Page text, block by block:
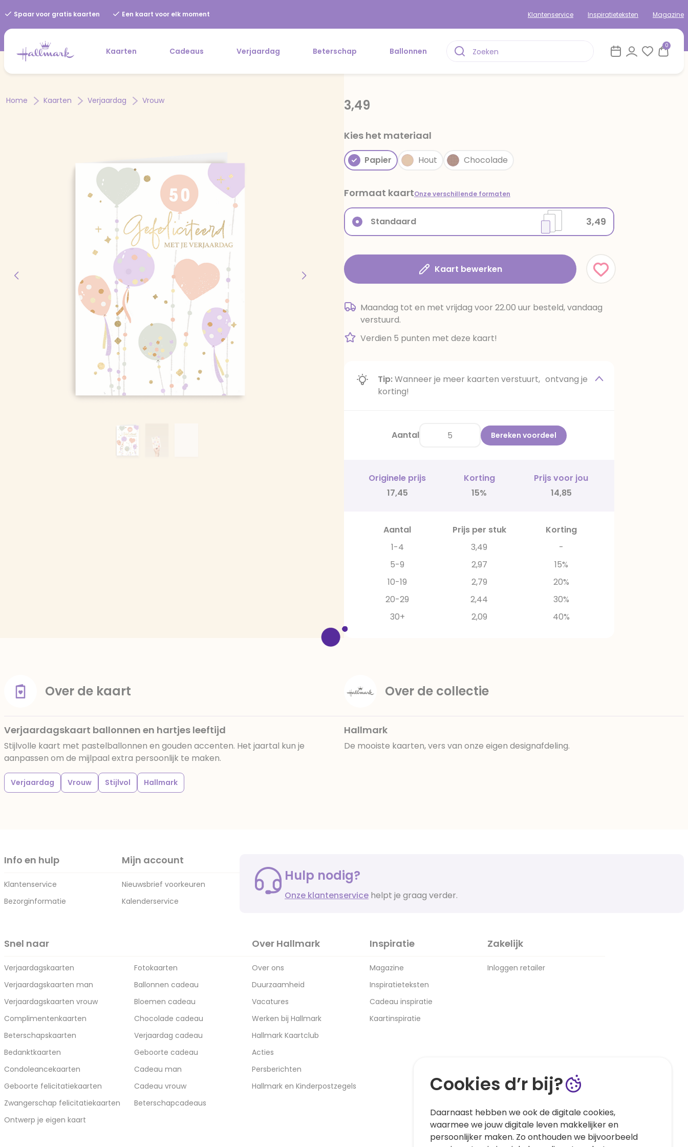
Spaar voor gratis kaarten Een kaart voor elk moment Klantenservice Inspiratieteksten Magazine
Kaarten Cadeaus Verjaardag Beterschap Ballonnen
0
Home Kaarten Verjaardag Vrouw 3,49
Kies het materiaal
Papier Hout Chocolade
Formaat kaartOnze verschillende formaten
Standaard 3,49
Kaart bewerken
Maandag tot en met vrijdag voor 22.00 uur besteld, vandaag
verstuurd.
Verdien 5 punten met deze kaart!
Tip:Wanneer je meer kaarten verstuurt, ontvang je
korting!
Aantal Bereken voordeel
Originele prijs Korting
Prijs voor jou
17,45
15% 14,85
Aantal Prijs per stuk
Korting
1-4
3,49
-
5-9
2,97
15%
10-19
2,79
20%
20-29
2,44
30%
30+
2,09 40%
Over de kaart
Verjaardagskaart ballonnen en hartjes leeftijd
Stijlvolle kaart met pastelballonnen en gouden accenten. Het jaartal kun je
aanpassen om de mijlpaal extra persoonlijk te maken.
Verjaardag Vrouw Stijlvol Hallmark
Over de collectie
Hallmark
De mooiste kaarten, vers van onze eigen designafdeling.
Info en hulp
Klantenservice
Bezorginformatie
Mijn account
Nieuwsbrief voorkeuren
Kalenderservice
Hulp nodig?
Onze klantenservice helpt je graag verder.
Snel naar
Verjaardagskaarten
Verjaardagskaarten man
Verjaardagskaarten vrouw
Complimentenkaarten
Beterschapskaarten
Bedanktkaarten
Condoleancekaarten
Geboorte felicitatiekaarten
Zwangerschap felicitatiekaarten
Ontwerp je eigen kaart
Fotokaarten
Ballonnen cadeau
Bloemen cadeau
Chocolade cadeau
Verjaardag cadeau
Geboorte cadeau
Cadeau man
Cadeau vrouw
Beterschapcadeaus
Over Hallmark
Over ons
Duurzaamheid
Vacatures
Werken bij Hallmark
Hallmark Kaartclub
Acties
Persberichten
Hallmark en Kinderpostzegels
Inspiratie
Magazine
Inspiratieteksten
Cadeau inspiratie
Kaartinspiratie
Zakelijk
Inloggen retailer
Cookies d’r bij?
Daarnaast hebben we ook de digitale cookies,
waarmee we jouw digitale leven makkelijker en
persoonlijker maken. Zo onthouden we bijvoorbeeld